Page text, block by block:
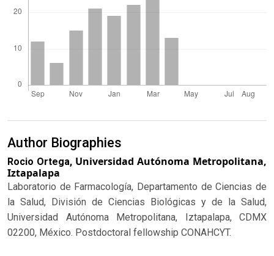
Author Biographies
Rocio Ortega, Universidad Autónoma Metropolitana,
Iztapalapa
Laboratorio de Farmacología, Departamento de Ciencias de
la Salud, División de Ciencias Biológicas y de la Salud,
Universidad Autónoma Metropolitana, Iztapalapa, CDMX
02200, México. Postdoctoral fellowship CONAHCYT.